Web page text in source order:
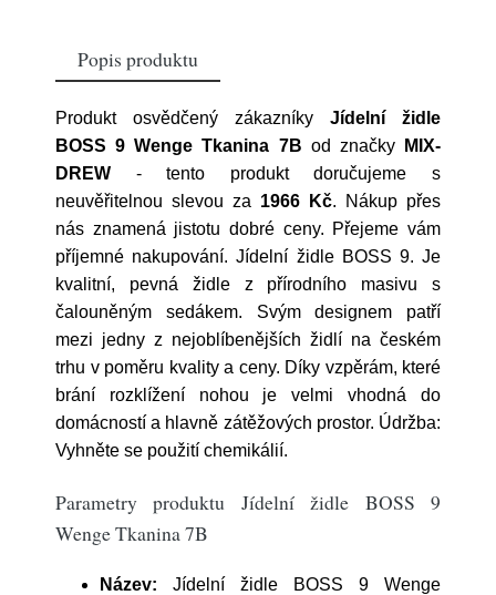
Popis produktu
Produkt osvědčený zákazníky Jídelní židle
BOSS 9 Wenge Tkanina 7B od značky
MIX-
DREW - tento produkt doručujeme s
neuvěřitelnou slevou za 1966 Kč. Nákup přes
nás znamená jistotu dobré ceny. Přejeme vám
příjemné nakupování. Jídelní židle BOSS 9. Je
kvalitní, pevná židle z přírodního masivu s
čalouněným sedákem. Svým designem patří
mezi jedny z nejoblíbenějších židlí na českém
trhu v poměru kvality a ceny. Díky vzpěrám, které
brání rozklížení nohou je velmi vhodná do
domácností a hlavně zátěžových prostor. Údržba:
Vyhněte se použití chemikálií.
Parametry produktu Jídelní židle BOSS 9
Wenge Tkanina 7B
Název: Jídelní židle BOSS 9 Wenge